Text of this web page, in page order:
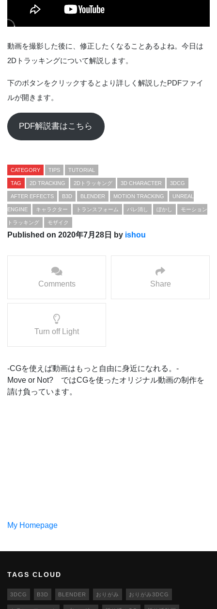
動画を撮影した後に、修正したくなることあるよね。今日は
2Dトラッキングについて解説します。
下のボタンをクリックするとより詳しく解説したPDFファイ
ルが開きます。
PDF解説書はこちら
CATEGORY TIPS TUTORIAL
TAG 2D TRACKING 2Dトラッキング 3D CHARACTER 3DCG
AFTER EFFECTS B3D BLENDER MOTION TRACKING UNREAL
ENGINE キャラクター トランスフォーム バレ消し ぼかし モーション
トラッキング モザイク
Published on 2020年7月28日 by ishou
Comments Share
Turn off Light
-CGを使えば動画はもっと自由に身近になれる。-
Move or Not? ではCGを使ったオリジナル動画の制作を
請け負っています。
My Homepage
TAGS CLOUD
3DCG B3D BLENDER おりがみ おりがみ3DCG